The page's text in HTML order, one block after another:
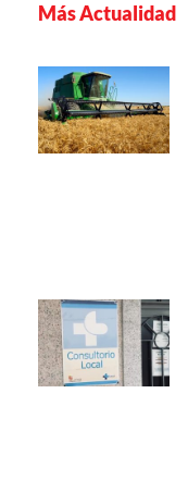
Más Actualidad